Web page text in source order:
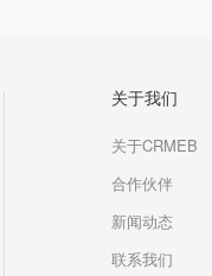
关于我们
关于CRMEB
合作伙伴
新闻动态
联系我们